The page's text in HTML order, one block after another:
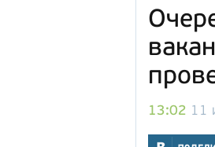
13:02 11